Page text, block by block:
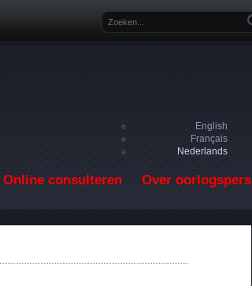
Zoekveld
English
Français
Nederlands
Online consulteren Over oorlogspers